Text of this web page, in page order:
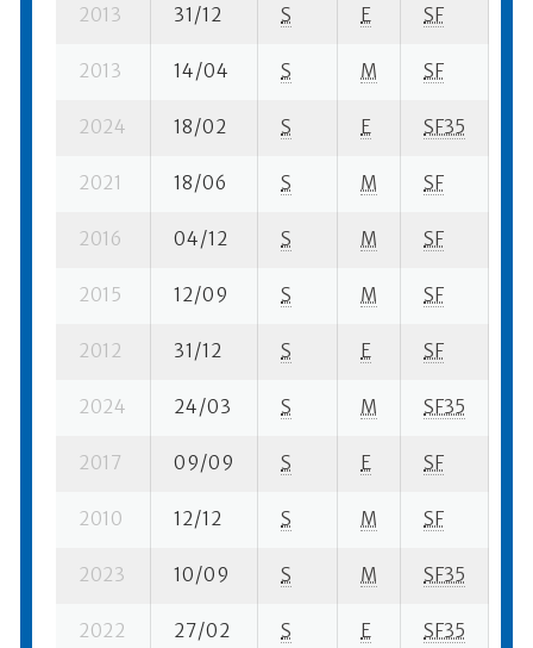
2013 31/12 S E SF
2013 14/04 S M SF
2024 18/02 S E SF35
2021 18/06 S M SF
2016 04/12 S M SF
2015 12/09 S M SF
2012 31/12 S E SF
2024 24/03 S M SF35
2017 09/09 S E SF
2010 12/12 S M SF
2023 10/09 S M SF35
2022 27/02 S E SF35